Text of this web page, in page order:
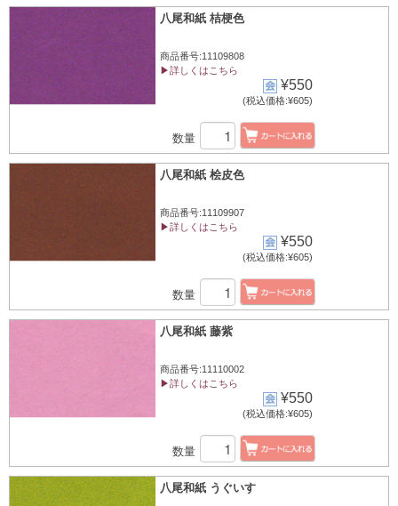
八尾和紙 桔梗色
商品番号:11109808
▶詳しくはこちら
¥550
(税込価格:¥605)
数量
八尾和紙 桧皮色
商品番号:11109907
▶詳しくはこちら
¥550
(税込価格:¥605)
数量
八尾和紙 藤紫
商品番号:11110002
▶詳しくはこちら
¥550
(税込価格:¥605)
数量
八尾和紙 うぐいす